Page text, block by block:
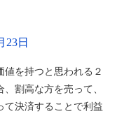
23日
を持つと思われる２
割高な方を売って、
て決済することで利益